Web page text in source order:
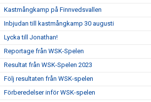
Kastmångkamp på Finnvedsvallen
Inbjudan till kastmångkamp 30 augusti
Lycka till Jonathan!
Reportage från WSK-Spelen
Resultat från WSK-Spelen 2023
Följ resultaten från WSK-spelen
Förberedelser inför WSK-spelen